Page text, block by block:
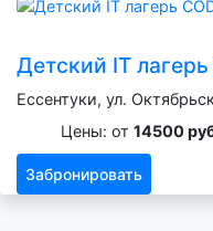
Детский IT
Ессентуки, ул.
Цены: от 14500
Забронировать